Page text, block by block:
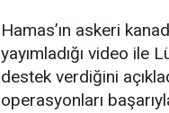
Hamas’ın askeri
yayımladığı video ile
destek verdiğini
operasyonları